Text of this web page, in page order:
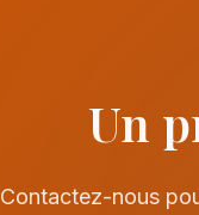
Un
Contactez-nous